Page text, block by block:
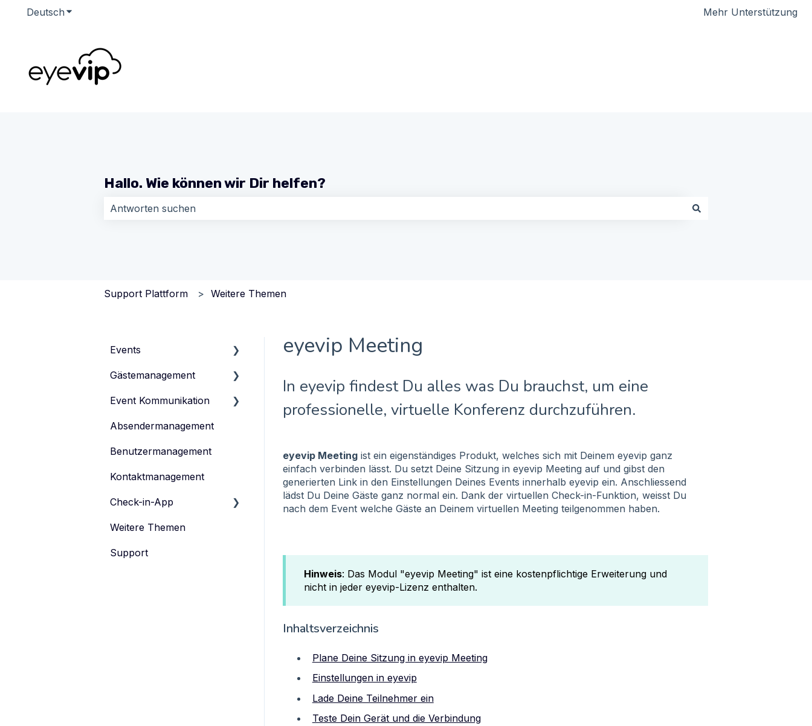
Deutsch Untermenü für Übersetzungen anzeigen Mehr Unterstützung
Hallo. Wie können wir Dir helfen?
Support Plattform Weitere Themen
eyevip Meeting
In eyevip findest Du alles was Du brauchst, um eine
professionelle, virtuelle Konferenz durchzuführen.
eyevip Meetingist ein eigenständiges Produkt, welches sich mit Deinem eyevip ganz
einfach verbinden lässt. Du setzt Deine Sitzung in eyevip Meeting auf und gibst den
generierten Link in den Einstellungen Deines Events innerhalb eyevip ein. Anschliessend
lädst Du Deine Gäste ganz normal ein. Dank der virtuellen Check-in-Funktion, weisst Du
nach dem Event welche Gäste an Deinem virtuellen Meeting teilgenommen haben.
Hinweis: Das Modul "eyevip Meeting" ist eine kostenpflichtige Erweiterung und
nicht in jeder eyevip-Lizenz enthalten.
Inhaltsverzeichnis
Plane Deine Sitzung in eyevip Meeting
Einstellungen in eyevip
Lade Deine Teilnehmer ein
Teste Dein Gerät und die Verbindung
Events
Events verwalten
Event-Typen
Event-Team verwalten
Gästemanagement
Gästeliste verwalten
Gästedaten verwalten
Anmeldeformular
Tickets verwalten
Datenschutz
Event Kommunikation
Inhalte erstellen und
Absendermanagement
Benutzermanagement
Kontaktmanagement
Check-in-App
eyevip Check-in
eyevip Check-in+
Weitere Themen
Support